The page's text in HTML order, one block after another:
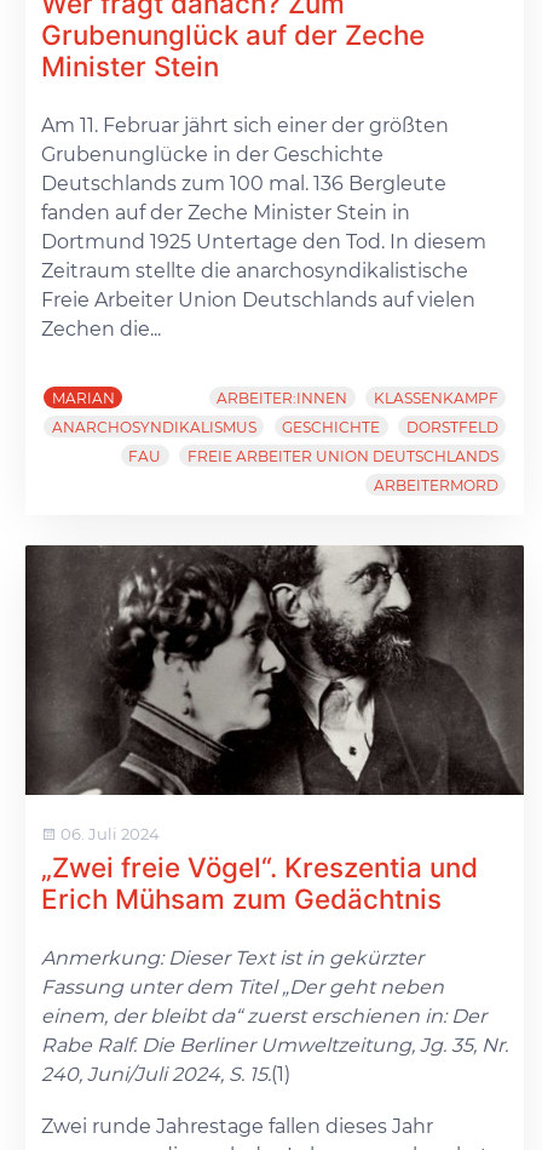
Grubenunglück auf der Zeche
Minister Stein
Am 11. Februar jährt sich einer der größten
Grubenunglücke in der Geschichte
Deutschlands zum 100 mal. 136 Bergleute
fanden auf der Zeche Minister Stein in
Dortmund 1925 Untertage den Tod. In diesem
Zeitraum stellte die anarchosyndikalistische
Freie Arbeiter Union Deutschlands auf vielen
Zechen die...
MARIAN ARBEITER:INNEN
KLASSENKAMPF
ANARCHOSYNDIKALISMUS
GESCHICHTE
DORSTFELD
FAU
FREIE ARBEITER UNION DEUTSCHLANDS
ARBEITERMORD
06. Juli 2024
„Zwei freie Vögel“. Kreszentia und
Erich Mühsam zum Gedächtnis
Anmerkung: Dieser Text ist in gekürzter
Fassung unter dem Titel „Der geht neben
einem, der bleibt da“ zuerst erschienen in: Der
Rabe Ralf. Die Berliner Umweltzeitung, Jg. 35, Nr.
240, Juni/Juli 2024, S. 15.(1)
Zwei runde Jahrestage fallen dieses Jahr